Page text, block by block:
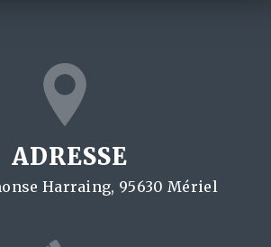
ADRESSE
Harraing, 95630 Mériel